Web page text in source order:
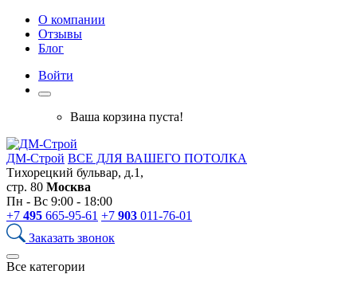
О компании
Отзывы
Блог
Войти
Ваша корзина пуста!
ДМ-Строй ВСЕ ДЛЯ ВАШЕГО ПОТОЛКА
Тихорецкий бульвар, д.1,
стр. 80 Москва
Пн - Вс 9:00 - 18:00
+7 495 665-95-61 +7 903 011-76-01
Заказать звонок
Все категории